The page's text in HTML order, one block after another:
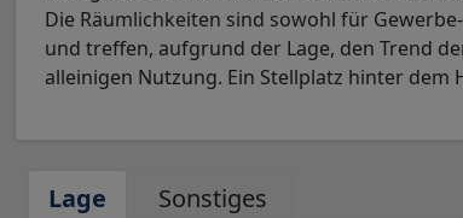
Die Räumlichkeiten sind sowohl für
und treffen, aufgrund der Lage, den Trend
alleinigen Nutzung. Ein Stellplatz hinter dem
Lage Sonstiges